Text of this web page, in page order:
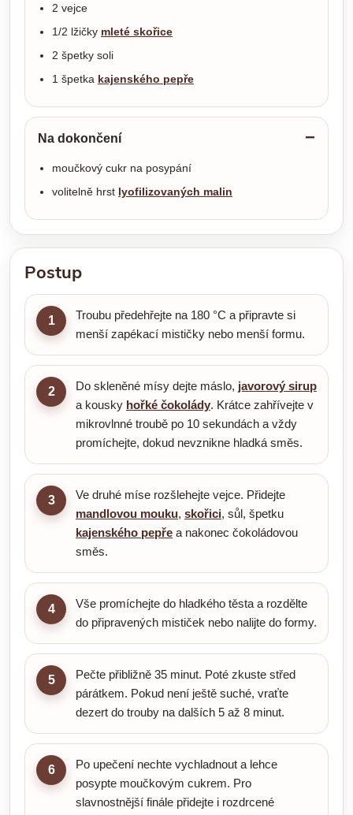
2 vejce
1/2 lžičky mleté skořice
2 špetky soli
1 špetka kajenského pepře
Na dokončení
moučkový cukr na posypání
volitelně hrst lyofilizovaných malin
Postup
1
Troubu předehřejte na 180 °C a připravte si
menší zapékací mističky nebo menší formu.
2 Do skleněné mísy dejte máslo, javorový sirup
a kousky hořké čokolády. Krátce zahřívejte v
mikrovlnné troubě po 10 sekundách a vždy
promíchejte, dokud nevznikne hladká směs.
3
Ve druhé míse rozšlehejte vejce. Přidejte
mandlovou mouku, skořici, sůl, špetku
kajenského pepře a nakonec čokoládovou
směs.
4
Vše promíchejte do hladkého těsta a rozdělte
do připravených mističek nebo nalijte do formy.
5
Pečte přibližně 35 minut. Poté zkuste střed
párátkem. Pokud není ještě suché, vraťte
dezert do trouby na dalších 5 až 8 minut.
6
Po upečení nechte vychladnout a lehce
posypte moučkovým cukrem. Pro
slavnostnější finále přidejte i rozdrcené